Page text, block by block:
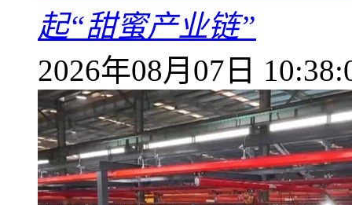
起“甜蜜产业链”
2026年08月07日